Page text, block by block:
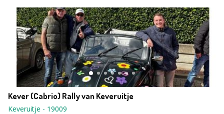
Kever (Cabrio) Rally van Keveruitje
Keveruitje - 19009